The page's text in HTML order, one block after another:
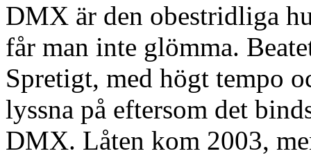
DMX är den obestridliga
får man inte glömma.
Spretigt, med högt tempo
lyssna på eftersom det
DMX. Låten kom 2003,